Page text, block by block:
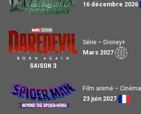
16 décembre 2026
SAISON 3
Série – Disney+
Mars 2027
Film animé – Cinéma
23 juin 2027